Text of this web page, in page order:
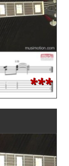
***